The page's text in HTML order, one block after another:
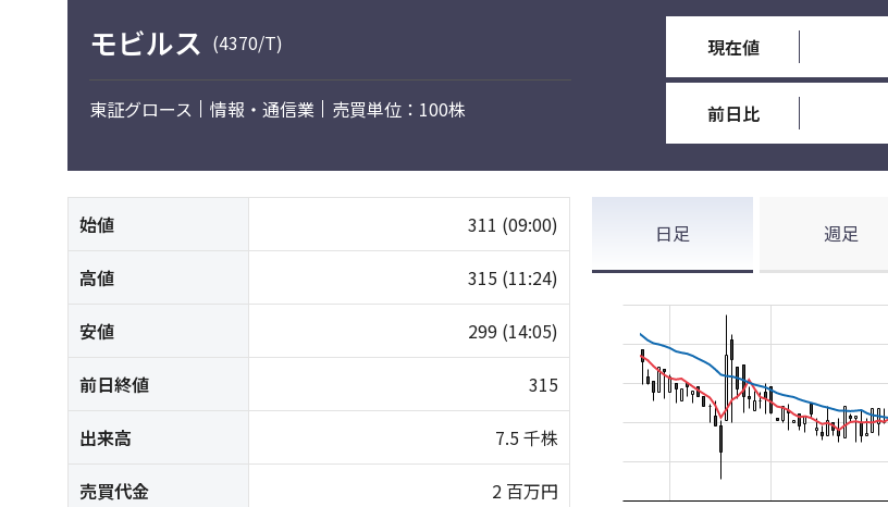
モビルス (4370/T)
東証グロース 情報・通信業 売買単位：100株
現在値
前日比
始値 311 (09:00)
高値 315 (11:24)
安値 299 (14:05)
前日終値 315
出来高 7.5 千株
売買代金 2 百万円
日足 週足